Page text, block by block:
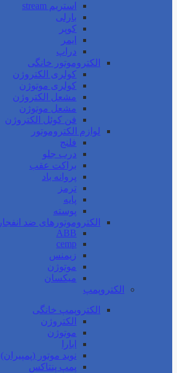
استریم stream
بارلی
کوپر
ایمر
دراپ
الکتروموتور خانگی
کولری الکتروژن
کولری موتوژن
مشعل الکتروژن
مشعل موتوژن
فن کوئل الکتروژن
لوازم الکتروموتور
فلنج
درب جلو
براکت عقب
پروانه باد
ترمز
پایه
پوسته
الکتروموتورهای ضد انفجار
ABB
cemp
زیمنس
موتوژن
میکسان
الکتروپمپ
الکتروپمپ خانگی
الکتروژن
موتوژن
ابارا
نوید موتور (پمپیران)
پمپ پنتاکس